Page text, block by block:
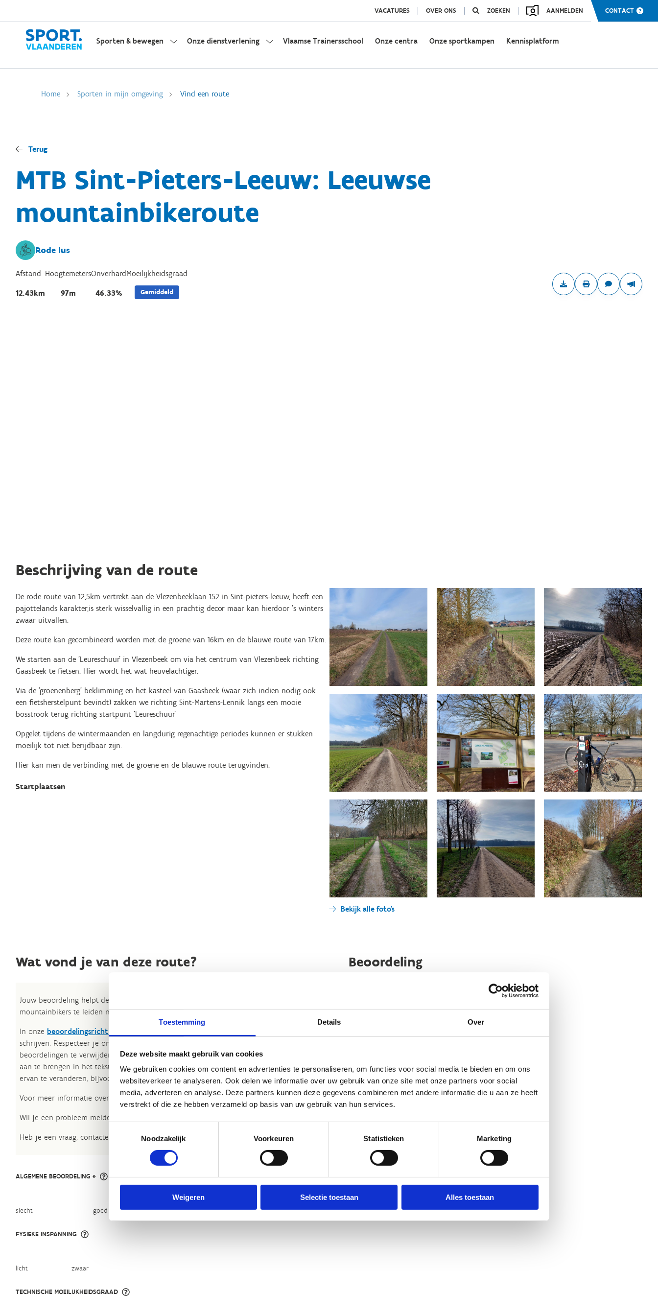
Toestemming Details Over
Deze website maakt gebruik van cookies
We gebruiken cookies om content en advertenties te personaliseren, om functies voor social media te bieden en om ons
websiteverkeer te analyseren. Ook delen we informatie over uw gebruik van onze site met onze partners voor social
media, adverteren en analyse. Deze partners kunnen deze gegevens combineren met andere informatie die u aan ze heeft
verstrekt of die ze hebben verzameld op basis van uw gebruik van hun services.
Noodzakelijk
Voorkeuren Statistieken Marketing
Weigeren Selectie toestaan Alles toestaan
VACATURES OVER ONS ZOEKEN AANMELDEN CONTACT
Sporten & bewegen Onze dienstverlening Vlaamse Trainersschool Onze centra Onze sportkampen Kennisplatform
Home Sporten in mijn omgeving Vind een route
Terug
MTB Sint-Pieters-Leeuw: Leeuwse
mountainbikeroute
Rode lus
Afstand
12.43km
Hoogtemeters
97m
Onverhard
46.33%
Moeilijkheidsgraad
Gemiddeld
Beschrijving van de route
De rode route van 12,5km vertrekt aan de Vlezenbeeklaan 152 in Sint-pieters-leeuw, heeft een
pajottelands karakter,is sterk wisselvallig in een prachtig decor maar kan hierdoor 's winters
zwaar uitvallen.
Deze route kan gecombineerd worden met de groene van 16km en de blauwe route van 17km.
We starten aan de 'Leureschuur' in Vlezenbeek om via het centrum van Vlezenbeek richting
Gaasbeek te fietsen. Hier wordt het wat heuvelachtiger.
Via de 'groenenberg' beklimming en het kasteel van Gaasbeek (waar zich indien nodig ook
een fietsherstelpunt bevindt) zakken we richting Sint-Martens-Lennik langs een mooie
bosstrook terug richting startpunt 'Leureschuur'
Opgelet tijdens de wintermaanden en langdurig regenachtige periodes kunnen er stukken
moeilijk tot niet berijdbaar zijn.
Hier kan men de verbinding met de groene en de blauwe route terugvinden.
Startplaatsen
Bekijk alle foto's
Wat vond je van deze route?
Jouw beoordeling helpt de kwaliteit van de routes in kaart te brengen en andere
mountainbikers te leiden naar de fijnste plekken.
In onze beoordelingsrichtlijnen
schrijven. Respecteer je onze richtlijnen niet, dan kunnen wij beslissen jouw
beoordelingen te verwijderen. Wij behouden ons het recht om kleine aanpassingen
aan te brengen in het tekstgedeelte van jouw evaluatie zonder de feitelijke inhoud
ervan te veranderen, bijvoorbeeld om taalfouten en leesbaarheid te verbeteren.​
Voor meer informatie over onze routestructuren, neem een kijkje bij deFAQ.
Wil je een probleem melden op een route? Ga dan naar het
Heb je een vraag, contacteer ons viasportievevrijetijd@sport.vlaanderen.​
ALGEMENE BEOORDELING *
slecht goed
FYSIEKE INSPANNING
licht zwaar
TECHNISCHE MOEILIJKHEIDSGRAAD
Beoordeling
Nog geen reviews... Zo’n verborgen parel, of
heeft gewoon nog niemand ‘m ontdekt?
Geen reacties gevonden.